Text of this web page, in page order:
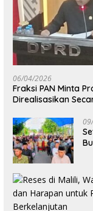
06/04/2026
Fraksi PAN Minta
Direalisasikan